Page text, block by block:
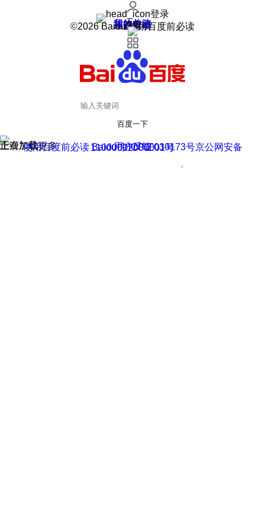
登录
我的关注
我的收藏
皮肤中心
用户反馈
设置
©2026 Baidu 使用百度前必读
百度一下
正在加载
上滑加载更多 用户反馈
使用百度前必读 Baidu 京ICP证030173号
京公网安备11000002000001号